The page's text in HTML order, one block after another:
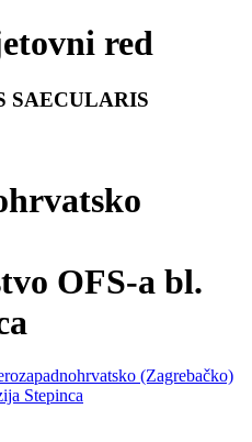
red
SAECULARIS
OFS-a bl.